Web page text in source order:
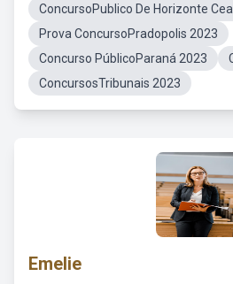
ConcursoPublico De Horizonte
Prova ConcursoPradopolis 2023
Concurso PúblicoParaná 2023
ConcursosTribunais 2023
Emelie